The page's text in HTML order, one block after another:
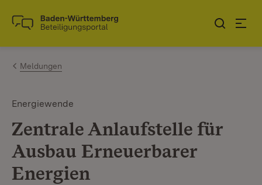
Zum Inhalt springen
Link zur Startseite
Meldungen
Energiewende
Zentrale Anlaufstelle für
Ausbau Erneuerbarer
Energien